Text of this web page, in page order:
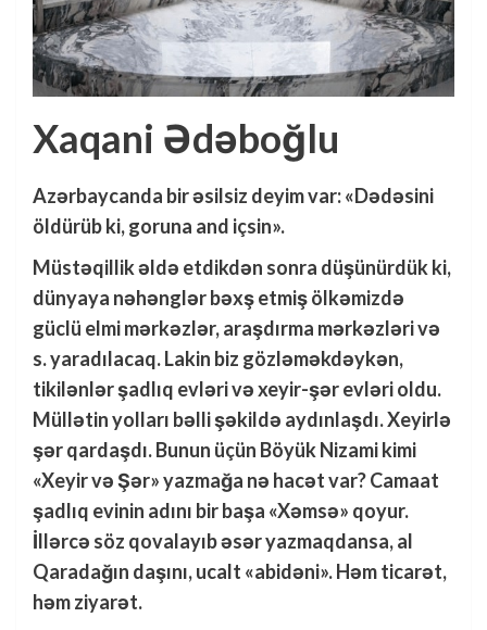
Xaqani Ədəboğlu
Azərbaycanda bir əsilsiz deyim var: «Dədəsini
öldürüb ki, goruna and içsin».
Müstəqillik əldə etdikdən sonra düşünürdük ki,
dünyaya nəhənglər bəxş etmiş ölkəmizdə
güclü elmi mərkəzlər, araşdırma mərkəzləri və
s. yaradılacaq. Lakin biz gözləməkdəykən,
tikilənlər şadlıq evləri və xeyir-şər evləri oldu.
Müllətin yolları bəlli şəkildə aydınlaşdı. Xeyirlə
şər qardaşdı. Bunun üçün Böyük Nizami kimi
«Xeyir və Şər» yazmağa nə hacət var? Camaat
şadlıq evinin adını bir başa «Xəmsə» qoyur.
İllərcə söz qovalayıb əsər yazmaqdansa, al
Qaradağın daşını, ucalt «abidəni». Həm ticarət,
həm ziyarət.